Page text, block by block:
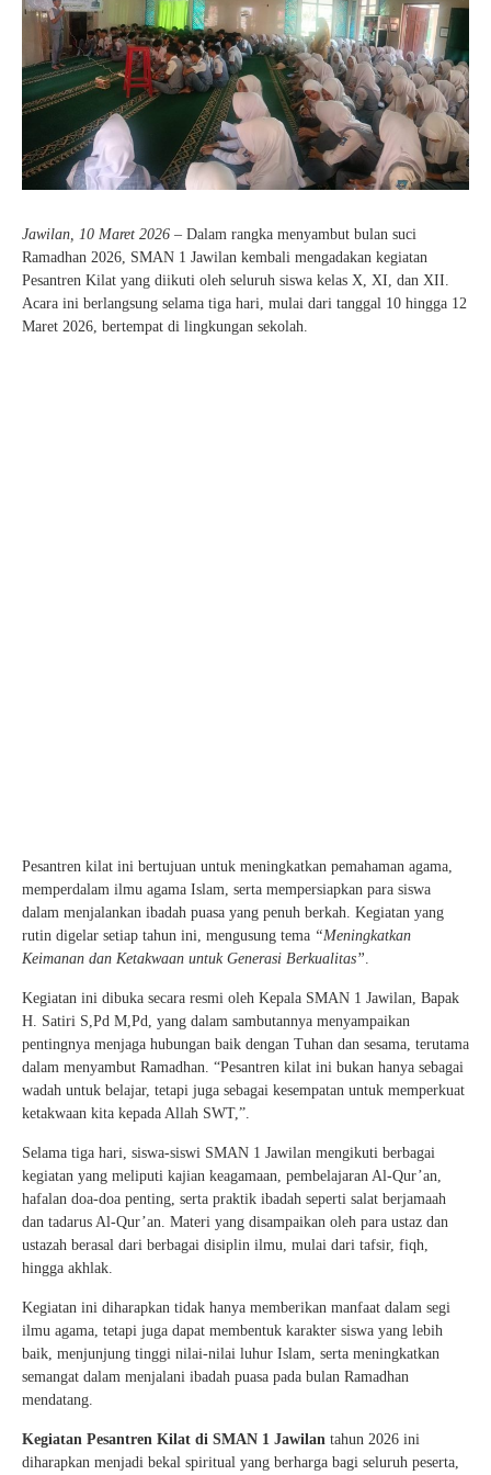
KEAMANAN
KANTIN
SENI
TAEKWONDO
KARATE
PENCAK SILAT
VOLLY
BASKET
FUTSAL
KIrSTIK (Karya Ilmiah Remaja dan Jurnalistik)
HASIL SELEKSI AFIRMASI
PENDAFTARAN SPMB JALUR PRESTASI AKADEMIK
HASIL SELEKSI PRESTASI AKADEMIK
JUKNIS SPMB 2026
STPJM SPMB 2026
Jawilan, 10 Maret 2026 – Dalam rangka menyambut bulan suci
Ramadhan 2026, SMAN 1 Jawilan kembali mengadakan kegiatan
Pesantren Kilat yang diikuti oleh seluruh siswa kelas X, XI, dan XII.
Acara ini berlangsung selama tiga hari, mulai dari tanggal 10 hingga 12
Maret 2026, bertempat di lingkungan sekolah.
Pesantren kilat ini bertujuan untuk meningkatkan pemahaman agama,
memperdalam ilmu agama Islam, serta mempersiapkan para siswa
dalam menjalankan ibadah puasa yang penuh berkah. Kegiatan yang
rutin digelar setiap tahun ini, mengusung tema “Meningkatkan
Keimanan dan Ketakwaan untuk Generasi Berkualitas”.
Kegiatan ini dibuka secara resmi oleh Kepala SMAN 1 Jawilan, Bapak
H. Satiri S,Pd M,Pd, yang dalam sambutannya menyampaikan
pentingnya menjaga hubungan baik dengan Tuhan dan sesama, terutama
dalam menyambut Ramadhan. “Pesantren kilat ini bukan hanya sebagai
wadah untuk belajar, tetapi juga sebagai kesempatan untuk memperkuat
ketakwaan kita kepada Allah SWT,”.
Selama tiga hari, siswa-siswi SMAN 1 Jawilan mengikuti berbagai
kegiatan yang meliputi kajian keagamaan, pembelajaran Al-Qur’an,
hafalan doa-doa penting, serta praktik ibadah seperti salat berjamaah
dan tadarus Al-Qur’an. Materi yang disampaikan oleh para ustaz dan
ustazah berasal dari berbagai disiplin ilmu, mulai dari tafsir, fiqh,
hingga akhlak.
Kegiatan ini diharapkan tidak hanya memberikan manfaat dalam segi
ilmu agama, tetapi juga dapat membentuk karakter siswa yang lebih
baik, menjunjung tinggi nilai-nilai luhur Islam, serta meningkatkan
semangat dalam menjalani ibadah puasa pada bulan Ramadhan
mendatang.
Kegiatan Pesantren Kilat di SMAN 1 Jawilan tahun 2026 ini
diharapkan menjadi bekal spiritual yang berharga bagi seluruh peserta,